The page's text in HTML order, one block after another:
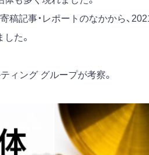
稿記事・レポートのなかから、
た。
ィング グループが考察。